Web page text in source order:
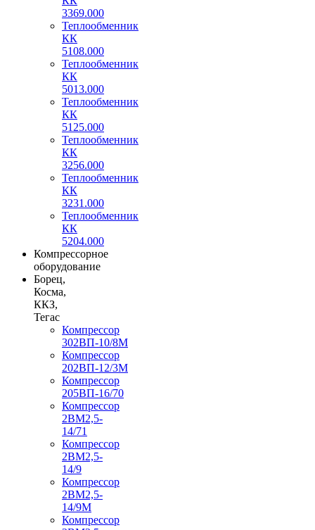
3369.000
Теплообменник
КК
5108.000
Теплообменник
КК
5013.000
Теплообменник
КК
5125.000
Теплообменник
КК
3256.000
Теплообменник
КК
3231.000
Теплообменник
КК
5204.000
Компрессорное
оборудование
Борец,
Косма,
ККЗ,
Тегас
Компрессор
302ВП-10/8М
Компрессор
202ВП-12/3М
Компрессор
205ВП-16/70
Компрессор
2ВМ2,5-
14/71
Компрессор
2ВМ2,5-
14/9
Компрессор
2ВМ2,5-
14/9М
Компрессор